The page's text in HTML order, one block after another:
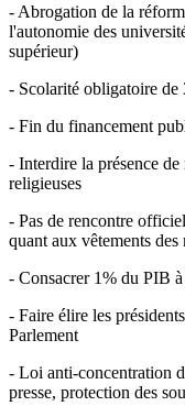
- Abrogation de la
l'autonomie des
supérieur)
- Scolarité obligatoire de
- Fin du financement
- Interdire la présence
religieuses
- Pas de rencontre
quant aux vêtements des
- Consacrer 1% du PIB
- Faire élire les
Parlement
- Loi anti-concentration
presse, protection des